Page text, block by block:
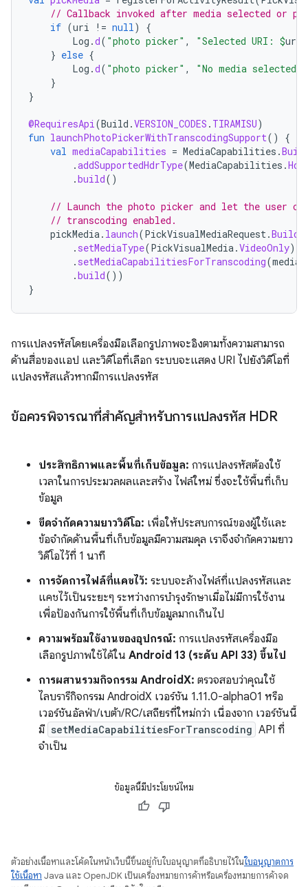
// Callback invoked after media selected or
if (uri != null)
{
Log .d( "photo picker" , "Selected URI: $uri
} else {
Log .d( "photo picker" , "No media selected"
}
}
@RequiresApi(Build .VERSION_CODES . TIRAMISU)
fun launchPhotoPickerWithTranscodingSupport()
{
val mediaCapabilities = MediaCapabilities .
.addSupportedHdrType(MediaCapabilities .
.build()
// Launch the photo picker and let the user
// transcoding enabled.
pickMedia. launch(PickVisualMediaRequest.
. setMediaType(PickVisualMedia.VideoOnly)
. setMediaCapabilitiesForTranscoding(
.build())
}
การแปลงรหัสโดยเครื่องมือเลือกรูปภาพจะอิงตามทั้งความสามารถ
ด้านสื่อของแอป และวิดีโอที่เลือก ระบบจะแสดง URI ไปยังวิดีโอที่
แปลงรหัสแล้วหากมีการแปลงรหัส
ข้อควรพิจารณาที่สำคัญสำหรับการแปลงรหัส HDR
ประสิทธิภาพและพื้นที่เก็บข้อมูล: การแปลงรหัสต้องใช้
เวลาในการประมวลผลและสร้าง ไฟล์ใหม่ ซึ่งจะใช้พื้นที่เก็บ
ข้อมูล
ขีดจำกัดความยาววิดีโอ: เพื่อให้ประสบการณ์ของผู้ใช้และ
ข้อจำกัดด้านพื้นที่เก็บข้อมูลมีความสมดุล เราจึงจำกัดความยาว
วิดีโอไว้ที่ 1 นาที
การจัดการไฟล์ที่แคชไว้: ระบบจะล้างไฟล์ที่แปลงรหัสและ
แคชไว้เป็นระยะๆ ระหว่างการบำรุงรักษาเมื่อไม่มีการใช้งาน
เพื่อป้องกันการใช้พื้นที่เก็บข้อมูลมากเกินไป
ความพร้อมใช้งานของอุปกรณ์: การแปลงรหัสเครื่องมือ
เลือกรูปภาพใช้ได้ใน Android 13 (ระดับ API 33) ขึ้นไป
การผสานรวมกิจกรรม AndroidX: ตรวจสอบว่าคุณใช้
ไลบรารีกิจกรรม AndroidX เวอร์ชัน 1.11.0-alpha01 หรือ
เวอร์ชันอัลฟ่า/เบต้า/RC/เสถียรที่ใหม่กว่า เนื่องจาก เวอร์ชันนี้
มี setMediaCapabilitiesForTranscoding API ที่
จำเป็น
ข้อมูลนี้มีประโยชน์ไหม
ตัวอย่างเนื้อหาและโค้ดในหน้าเว็บนี้ขึ้นอยู่กับใบอนุญาตที่อธิบายไว้ในใบอนุญาตการ
ใช้เนื้อหา Java และ OpenJDK เป็นเครื่องหมายการค้าหรือเครื่องหมายการค้าจด